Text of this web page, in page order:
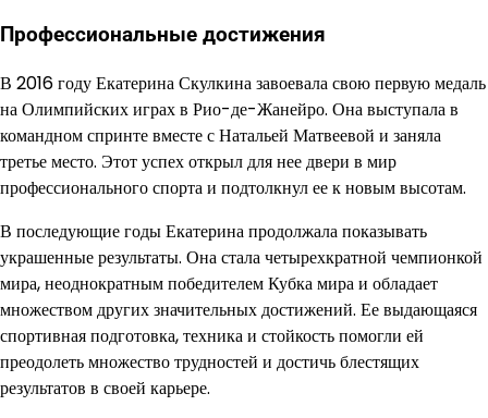
Профессиональные достижения
В 2016 году Екатерина Скулкина завоевала свою первую медаль
на Олимпийских играх в Рио-де-Жанейро. Она выступала в
командном спринте вместе с Натальей Матвеевой и заняла
третье место. Этот успех открыл для нее двери в мир
профессионального спорта и подтолкнул ее к новым высотам.
В последующие годы Екатерина продолжала показывать
украшенные результаты. Она стала четырехкратной чемпионкой
мира, неоднократным победителем Кубка мира и обладает
множеством других значительных достижений. Ее выдающаяся
спортивная подготовка, техника и стойкость помогли ей
преодолеть множество трудностей и достичь блестящих
результатов в своей карьере.